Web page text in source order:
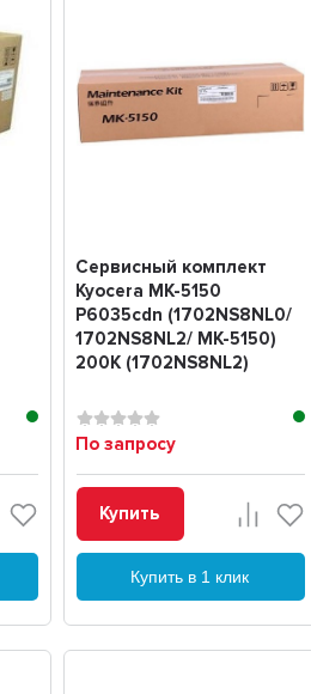
Сервисный комплект
Kyocera MK-5150
P6035cdn (1702NS8NL0/
1702NS8NL2/ MK-5150)
200K (1702NS8NL2)
По запросу
Купить
Купить в 1 клик